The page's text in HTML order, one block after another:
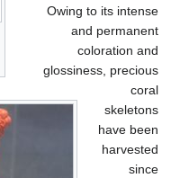
Owing to its intense
and permanent
coloration and
glossiness, precious
coral
skeletons
have been
harvested
since